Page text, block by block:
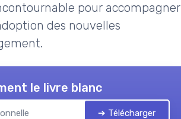
pour accompagner
des nouvelles
le livre blanc
➔ Télécharger